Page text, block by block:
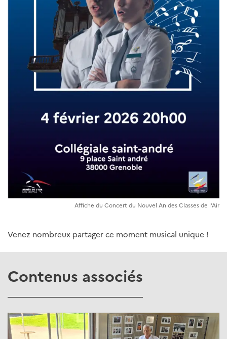
Affiche du Concert du Nouvel An des Classes de l’Air
Venez nombreux partager ce moment musical unique !
Contenus associés